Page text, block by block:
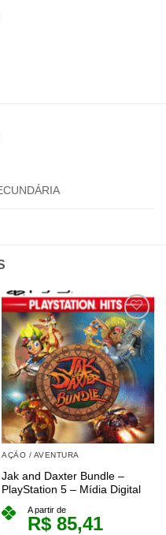
AÇÃO / AVENTURA
Jak and Daxter Bundle –
PlayStation 5 – Mídia Digital
A partir de
R$ 85,41